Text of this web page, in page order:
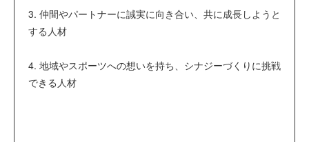
3. 仲間やパートナーに誠実に向き合い、共に成長しようと
する人材
4. 地域やスポーツへの想いを持ち、シナジーづくりに挑戦
できる人材